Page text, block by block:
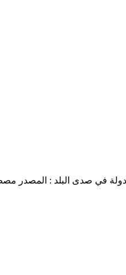
في صدى البلد : المصدر